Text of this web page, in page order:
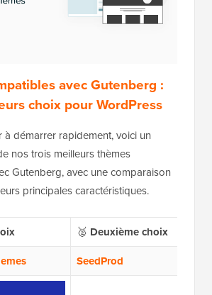
avec Gutenberg :
choix pour WordPress
à démarrer rapidement, voici un
nos trois meilleurs thèmes
Gutenberg, avec une comparaison
principales caractéristiques.
🥈 Deuxième choix
SeedProd